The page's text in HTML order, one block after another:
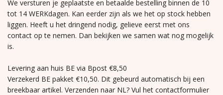
We versturen je geplaatste en betaalde bestelling binnen de 10
tot 14 WERKdagen. Kan eerder zijn als we het op stock hebben
liggen. Heeft u het dringend nodig, gelieve eerst met ons
contact op te nemen. Dan bekijken we samen wat nog mogelijk
is.
Levering aan huis BE via Bpost €8,50
Verzekerd BE pakket €10,50. Dit gebeurd automatisch bij een
breekbaar artikel. Verzenden naar NL? Vul het contactformulier